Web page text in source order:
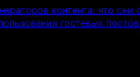
контента: что
гостевых